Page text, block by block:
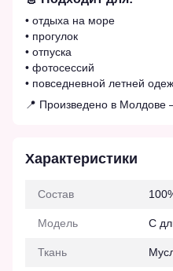
• отдыха на море
• прогулок
• отпуска
• фотосессий
• повседневной летней
📍 Произведено в Молдове
Характеристики
Состав
Модель С
Ткань